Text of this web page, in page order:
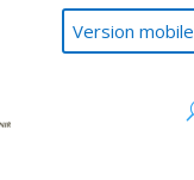
Version mobile